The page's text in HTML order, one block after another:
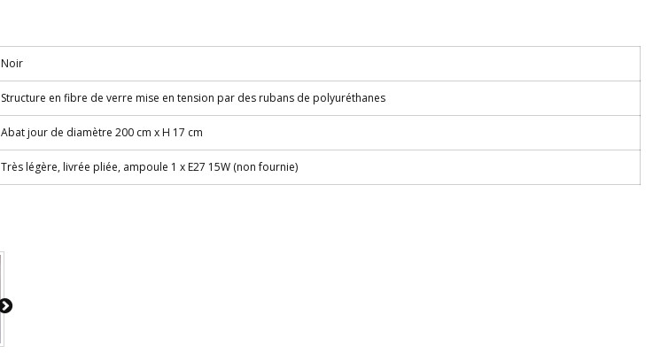
Noir
Structure en fibre de verre mise en tension par des rubans de polyuréthanes
Abat jour de diamètre 200 cm x H 17 cm
Très légère, livrée pliée, ampoule 1 x E27 15W (non fournie)